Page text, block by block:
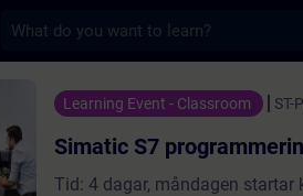
programmering 1 - 培訓
Learning Event - Classroom ST-
Simatic S7
Tid: 4 dagar, måndagen